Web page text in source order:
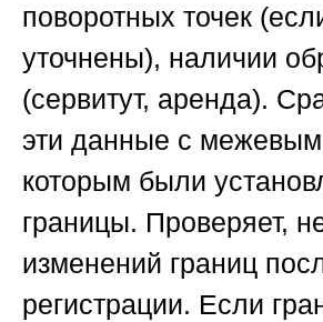
поворотных точек
уточнены), наличии
(сервитут, аренда).
эти данные с
которым были
границы. Проверяет,
изменений границ
регистрации. Если